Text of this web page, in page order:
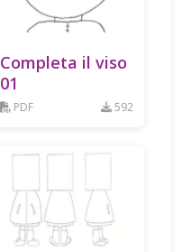
Completa il viso
01
PDF 592